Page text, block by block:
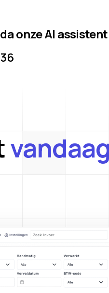
onze AI assistent